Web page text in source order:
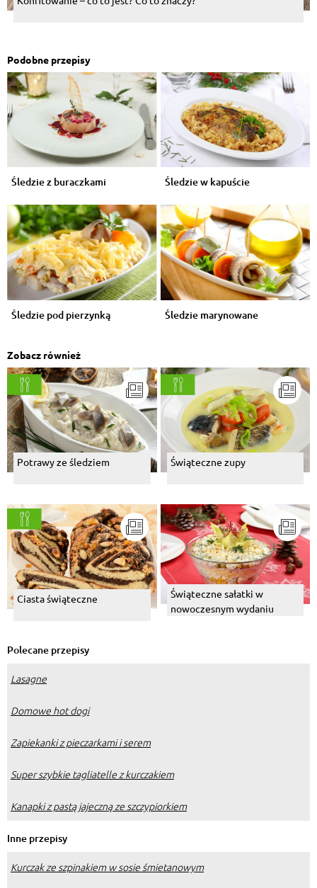
Podobne przepisy
Śledzie z buraczkami Śledzie w kapuście
Śledzie pod pierzynką Śledzie marynowane
Zobacz również
Potrawy ze śledziem Świąteczne zupy
Ciasta świąteczne
Świąteczne sałatki w
nowoczesnym wydaniu
Polecane przepisy
Lasagne
Domowe hot dogi
Zapiekanki z pieczarkami i serem
Super szybkie tagliatelle z kurczakiem
Kanapki z pastą jajeczną ze szczypiorkiem
Inne przepisy
Kurczak ze szpinakiem w sosie śmietanowym